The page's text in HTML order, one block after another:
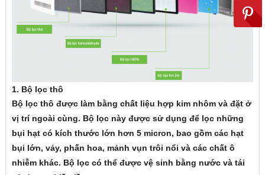
1. Bộ lọc thô
Bộ lọc thô được làm bằng chất liệu hợp kim nhôm và đặt ở
vị trí ngoài cùng. Bộ lọc này được sử dụng để lọc những
bụi hạt có kích thước lớn hơn 5 micron, bao gồm các hạt
bụi lớn, vảy, phấn hoa, mảnh vụn trôi nổi và các chất ô
nhiễm khác. Bộ lọc có thể được vệ sinh bằng nước và tái